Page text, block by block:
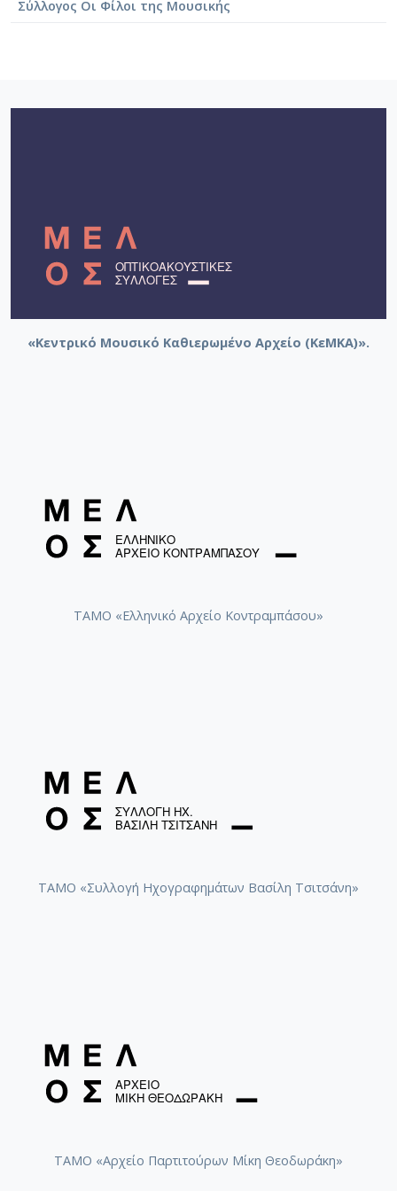
[Φάκελος] GR-As-MTH-003-Sc-033-198-Σχέδια
[Φάκελος] GR-As-MTH-003-Sc-034-204-
[Φάκελος] GR-As-MTH-003-Sc-034-206-Etat
[Φάκελος] GR-As-MTH-003-Sc-035-208-Canto
[Φάκελος] GR-As-MTH-003-Sc-035-209-Jacob
[Φάκελος] GR-As-MTH-003-Sc-036-217-
[Φάκελος] GR-As-MTH-003-Sc-037-218-
[Φάκελος] GR-As-MTH-003-Sc-038-219-
[Φάκελος] GR-As-MTH-003-Sc-038-222-Actas
[Φάκελος] GR-As-MTH-003-Sc-039-229-
[Φάκελος] GR-As-MTH-003-Sc-039-230-Άλλος
[Φάκελος] GR-As-MTH-003-Sc-039-231-
[Φάκελος] GR-As-MTH-003-Sc-040-232-
[Φάκελος] GR-As-MTH-003-Sc-040-235-
[Φάκελος] GR-As-MTH-003-Sc-042-242-
[Φάκελος] GR-As-MTH-003-Sc-042-243-Canto
[Φάκελος] GR-As-MTH-003-Sc-044-244-[Ο
[Φάκελος] GR-As-MTH-003-Sc-044-245-
[Φάκελος] GR-As-MTH-003-Sc-045-248-
Σύλλογος Οι Φίλοι της Μουσικής
«Κεντρικό Μουσικό Καθιερωμένο Αρχείο (ΚεΜΚΑ)».
ΤΑΜΟ «Ελληνικό Αρχείο Κοντραμπάσου»
ΤΑΜΟ «Συλλογή Ηχογραφημάτων Βασίλη Τσιτσάνη»
ΤΑΜΟ «Αρχείο Παρτιτούρων Μίκη Θεοδωράκη»